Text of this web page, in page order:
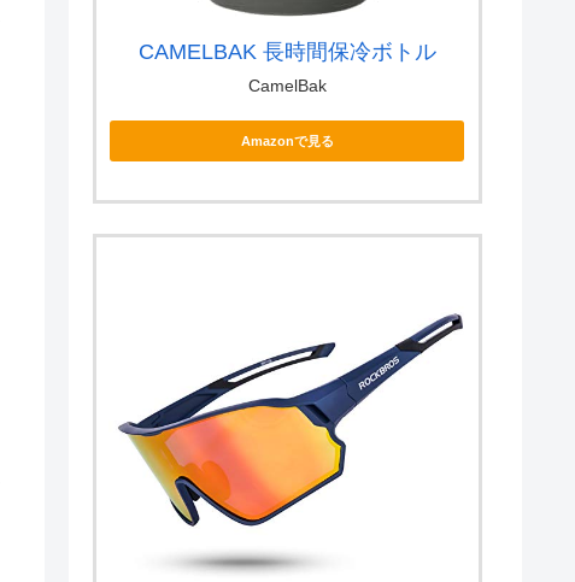
CAMELBAK 長時間保冷ボトル
CamelBak
Amazonで見る